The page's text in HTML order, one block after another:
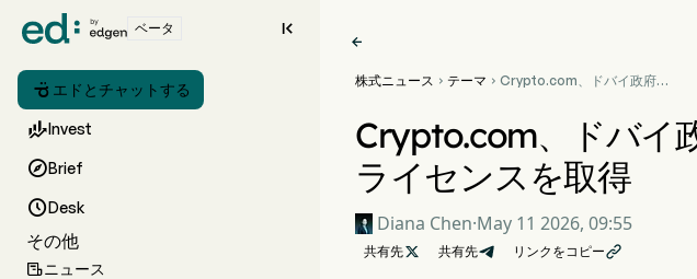
ベータ 
 エドとチャットする
Invest
Brief
Desk
その他
ニュース

株式ニュース  テーマ  Crypto.com、ドバイ政府支
Crypto.com、ドバイ
ライセンスを取得
Diana Chen·May 11 2026, 09:55
共有先 共有先 リンクをコピー